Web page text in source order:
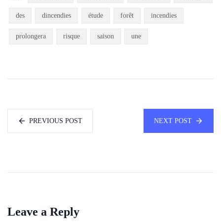
des dincendies étude forêt incendies
prolongera risque saison une
PREVIOUS POST NEXT POST
Leave a Reply